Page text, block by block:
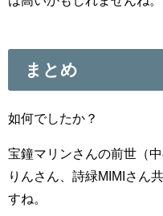
まとめ
如何でしたか？
宝鐘マリンさんの前世（
りんさん、詩緑MIMIさん
すね。